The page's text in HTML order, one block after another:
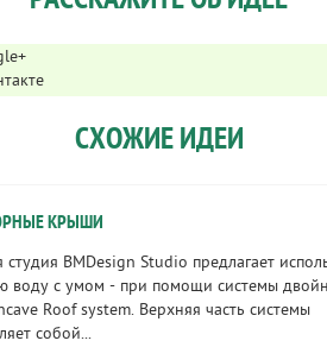
СХОЖИЕ ИДЕИ
КРЫШИ
студия BMDesign Studio предлагает
воду с умом - при помощи системы
Roof system. Верхняя часть системы
собой...